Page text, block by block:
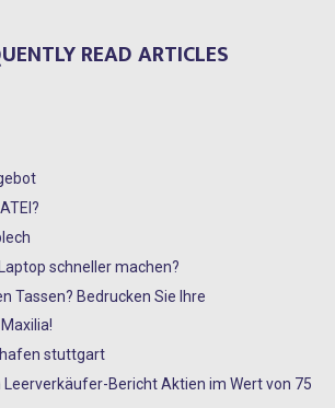
READ ARTICLES
schneller machen?
Tassen? Bedrucken Sie Ihre
stuttgart
Bericht Aktien im Wert von 75